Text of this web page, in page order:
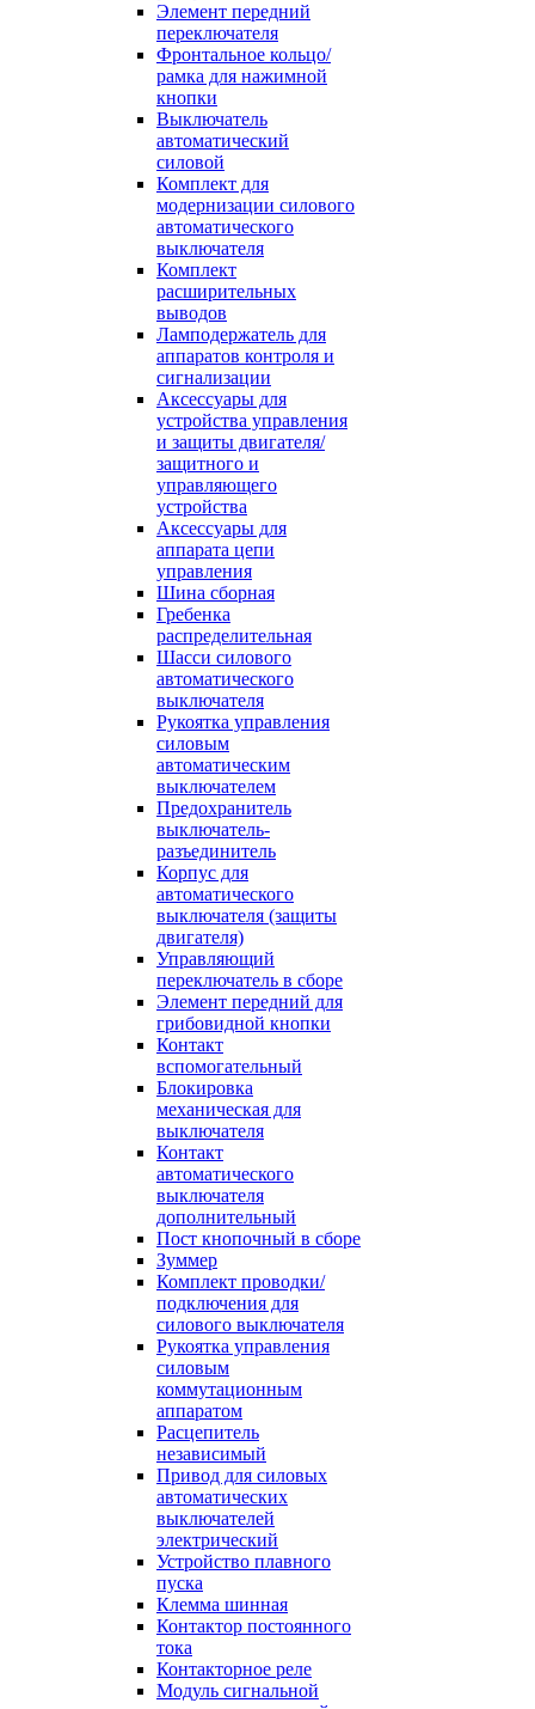
Элемент передний
переключателя
Фронтальное кольцо/
рамка для нажимной
кнопки
Выключатель
автоматический
силовой
Комплект для
модернизации силового
автоматического
выключателя
Комплект
расширительных
выводов
Ламподержатель для
аппаратов контроля и
сигнализации
Аксессуары для
устройства управления
и защиты двигателя/
защитного и
управляющего
устройства
Аксессуары для
аппарата цепи
управления
Шина сборная
Гребенка
распределительная
Шасси силового
автоматического
выключателя
Рукоятка управления
силовым
автоматическим
выключателем
Предохранитель
выключатель-
разъединитель
Корпус для
автоматического
выключателя (защиты
двигателя)
Управляющий
переключатель в сборе
Элемент передний для
грибовидной кнопки
Контакт
вспомогательный
Блокировка
механическая для
выключателя
Контакт
автоматического
выключателя
дополнительный
Пост кнопочный в сборе
Зуммер
Комплект проводки/
подключения для
силового выключателя
Рукоятка управления
силовым
коммутационным
аппаратом
Расцепитель
независимый
Привод для силовых
автоматических
выключателей
электрический
Устройство плавного
пуска
Клемма шинная
Контактор постоянного
тока
Контакторное реле
Модуль сигнальной